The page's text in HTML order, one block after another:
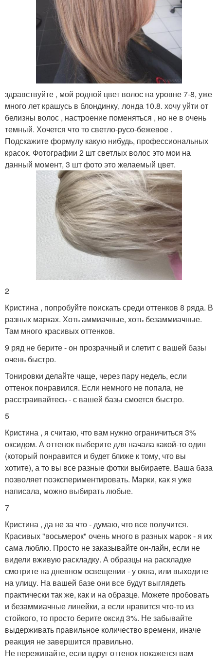
здравствуйте , мой родной цвет волос на уровне 7-8, уже
много лет крашусь в блондинку, лонда 10.8. хочу уйти от
белизны волос , настроение поменяться , но не в очень
темный. Хочется что то светло-русо-бежевое .
Подскажите формулу какую нибудь, профессиональных
красок. Фотографии 2 шт светлых волос это мои на
данный момент, 3 шт фото это желаемый цвет.
2
Кристина , попробуйте поискать среди оттенков 8 ряда. В
разных марках. Хоть аммиачные, хоть безаммиачные.
Там много красивых оттенков.
9 ряд не берите - он прозрачный и слетит с вашей базы
очень быстро.
Тонировки делайте чаще, через пару недель, если
оттенок понравился. Если немного не попала, не
расстраивайтесь - с вашей базы смоется быстро.
5
Кристина , я считаю, что вам нужно ограничиться 3%
оксидом. А оттенок выберите для начала какой-то один
(который понравится и будет ближе к тому, что вы
хотите), а то вы все разные фотки выбираете. Ваша база
позволяет поэкспериментировать. Марки, как я уже
написала, можно выбирать любые.
7
Кристина , да не за что - думаю, что все получится.
Красивых "восьмерок" очень много в разных марок - я их
сама люблю. Просто не заказывайте он-лайн, если не
видели вживую раскладку. А образцы на раскладке
смотрите на дневном освещении - у окна, или выходите
на улицу. На вашей базе они все будут выглядеть
практически так же, как и на образце. Можете пробовать
и безаммиачные линейки, а если нравится что-то из
стойкого, то просто берите оксид 3%. Не забывайте
выдерживать правильное количество времени, иначе
реакция не завершится правильно.
Не переживайте, если вдруг оттенок покажется вам